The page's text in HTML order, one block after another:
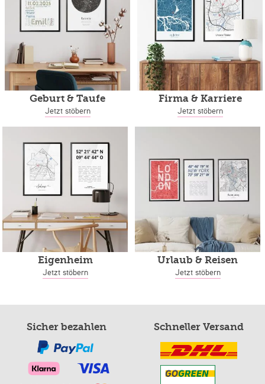
Geburt & Taufe
Jetzt stöbern
Firma & Karriere
Jetzt stöbern
Eigenheim
Jetzt stöbern
Urlaub & Reisen
Jetzt stöbern
Sicher bezahlen Schneller Versand